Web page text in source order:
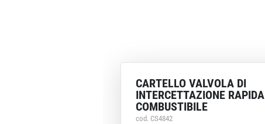
CARTELLO VALVOLA DI
INTERCETTAZIONE RAPIDA
COMBUSTIBILE
cod. CS4842